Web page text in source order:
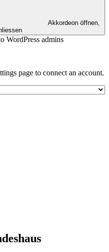
Akkordeon öffnen,
WordPress admins
page to connect an account.